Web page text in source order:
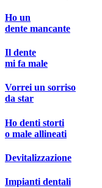
Ho un
dente mancante
Il dente
mi fa male
Vorrei un sorriso
da star
Ho denti storti
o male allineati
Devitalizzazione
Impianti dentali